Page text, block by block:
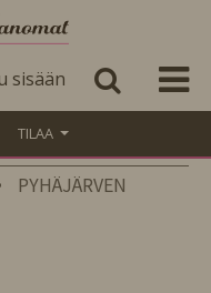
sisään
TILAA
PYHÄJÄRVEN